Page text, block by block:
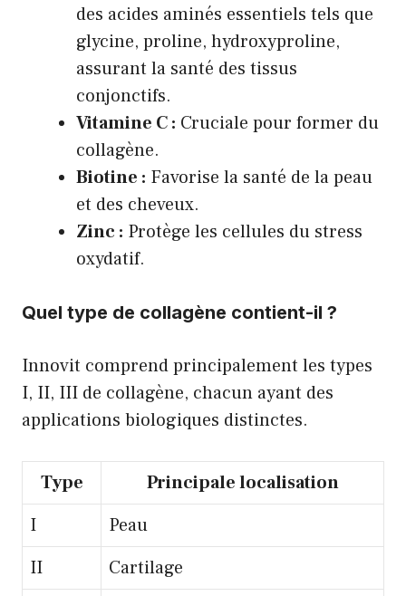
des acides aminés essentiels tels que
glycine, proline, hydroxyproline,
assurant la santé des tissus
conjonctifs.
Vitamine C : Cruciale pour former du
collagène.
Biotine : Favorise la santé de la peau
et des cheveux.
Zinc : Protège les cellules du stress
oxydatif.
Quel type de collagène contient-il ?
Innovit comprend principalement les types
I, II, III de collagène, chacun ayant des
applications biologiques distinctes.
Type
Principale localisation
I
Peau
II
Cartilage